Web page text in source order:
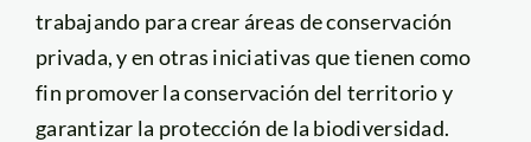
trabajando para crear áreas de conservación
privada, y en otras iniciativas que tienen como
fin promover la conservación del territorio y
garantizar la protección de la biodiversidad.